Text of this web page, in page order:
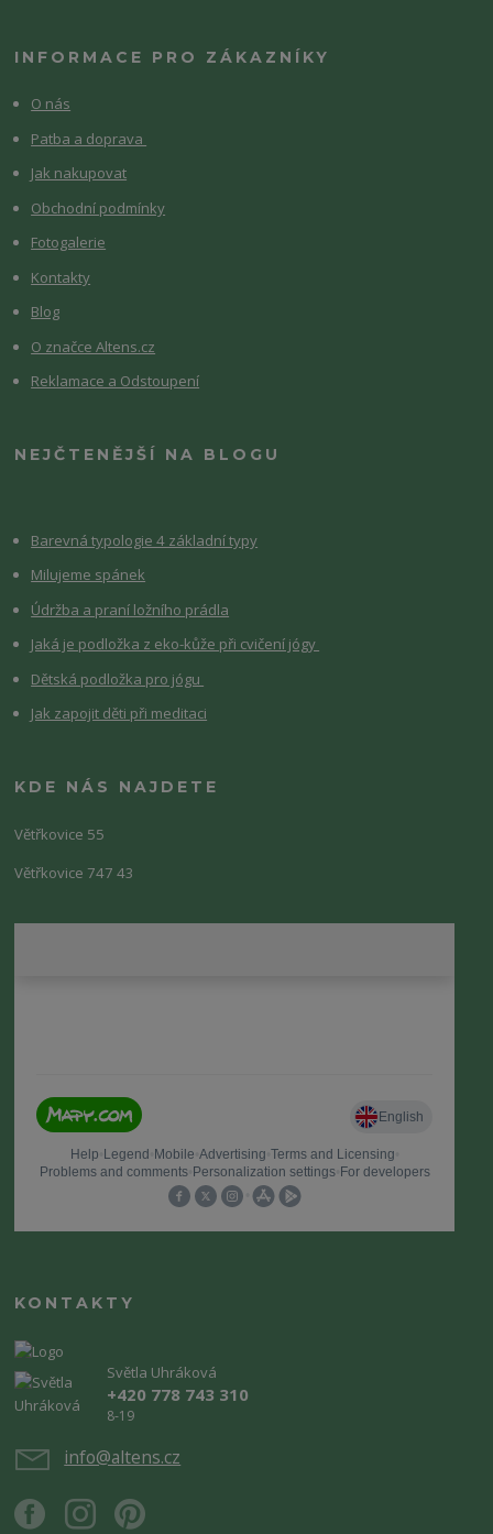
INFORMACE PRO ZÁKAZNÍKY
O nás
Patba a doprava
Jak nakupovat
Obchodní podmínky
Fotogalerie
Kontakty
Blog
O značce Altens.cz
Reklamace a Odstoupení
NEJČTENĚJŠÍ NA BLOGU
Barevná typologie 4 základní typy
Milujeme spánek
Údržba a praní ložního prádla
Jaká je podložka z eko-kůže při cvičení jógy
Dětská podložka pro jógu
Jak zapojit děti při meditaci
KDE NÁS NAJDETE
Větřkovice 55
Větřkovice 747 43
KONTAKTY
Světla Uhráková
+420 778 743 310
8-19
info@altens.cz